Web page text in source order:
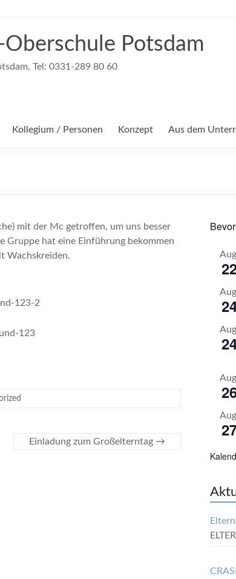
Potsdam
Tel: 0331-289 80 60
Kollegium / Personen Konzept Aus dem
mit der Mc getroffen, um uns besser
Gruppe hat eine Einführung bekommen
Wachskreiden.
Einladung zum Großelterntag →